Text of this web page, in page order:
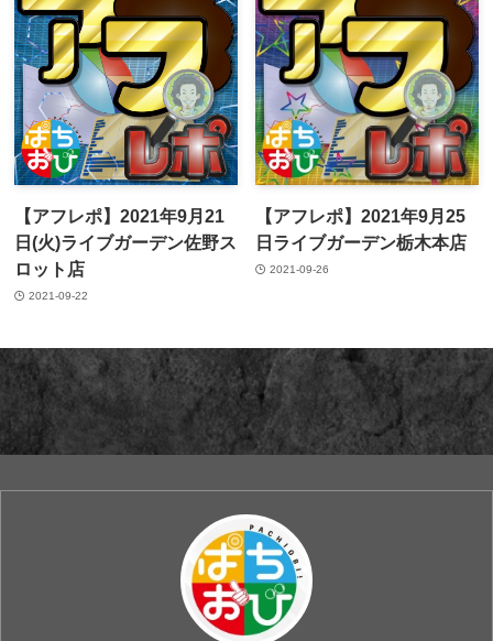
【アフレポ】2021年9月21
日(火)ライブガーデン佐野ス
ロット店
2021-09-22
【アフレポ】2021年9月25
日ライブガーデン栃木本店
2021-09-26